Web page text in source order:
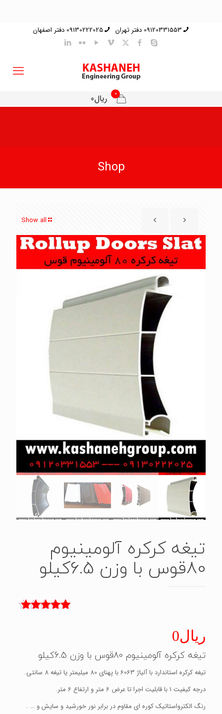
09120331553 دفتر تهران 09130222025 دفتر اصفهان
0 ریال0
Shop
Show all
تیغه کرکره آلومینیوم
80قوس با وزن 6.5کیلو
ریال0
تیغه کرکره آلومینیوم 80قوس با وزن 6.5کیلو
تیغه کرکره استاندارد با آلیاژ 6063 با پهنای 80 میلیمتر یا تیغه 8 سانتی.
درجه کیفیت 1 با قابلیت اجرا تا عرض 6 متر و ارتفاع 6 متر.
رنگ الکترواستاتیک کوره ای مقاوم در برابر نور خورشید و سایش و … .